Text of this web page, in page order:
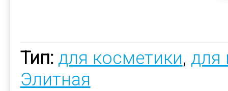
Тип: для косметики, для
Элитная